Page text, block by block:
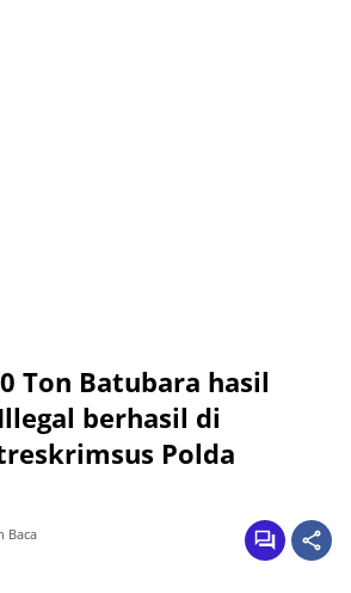
Ton Batubara hasil
berhasil di
Polda
Baca